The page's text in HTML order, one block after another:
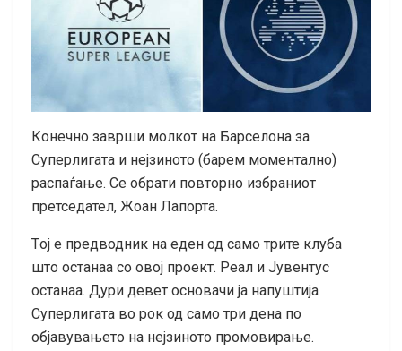
Конечно заврши молкот на Барселона за
Суперлигата и нејзиното (барем моментално)
распаѓање. Се обрати повторно избраниот
претседател, Жоан Лапорта.
Tој е предводник на еден од само трите клуба
што останаа со овој проект. Реал и Јувентус
останаа. Дури девет основачи ја напуштија
Суперлигата во рок од само три дена по
објавувањето на нејзиното промовирање.